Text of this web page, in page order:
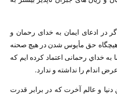
در ادعای ایمان به خدای رحمان و
حق مأیوس شدن در ھیچ صحنه
به خداي رحمانی اعتماد کرده ایم که
اندام را نداشته و ندارد.
دنیا و عالم آخرت که در برابر قدرت